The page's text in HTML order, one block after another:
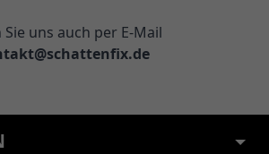
uns auch per E-Mail